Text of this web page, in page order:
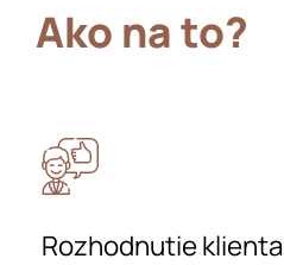
Ako na to?
Rozhodnutie klienta